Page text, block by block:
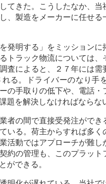
てきた。こうしたなか、
、製造をメーカーに任せ
発明する」をミッション
トラック物流については、
査によると、２７年には需
る。ドライバーのなり手
の手取りの低下や、電話
題を解決しなければならな
者の間で直接受発注がで
いる。荷主からすれば多く
活動ではアプローチが難
約の管理も、このプラッ
ができる。